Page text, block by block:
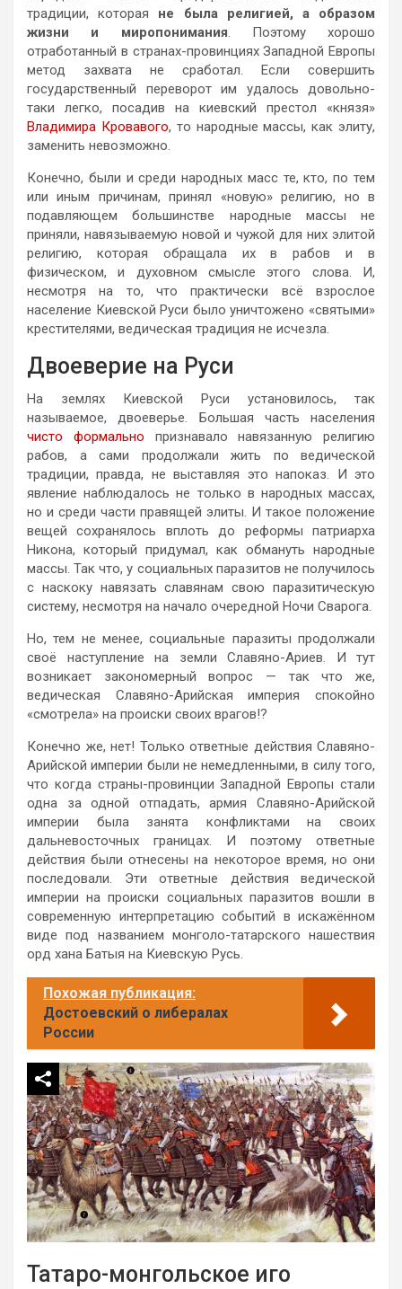
традиции, которая не была религией, а образом
жизни и миропонимания. Поэтому хорошо
отработанный в странах-провинциях Западной Европы
метод захвата не сработал. Если совершить
государственный переворот им удалось довольно-
таки легко, посадив на киевский престол «князя»
Владимира Кровавого, то народные массы, как элиту,
заменить невозможно.
Конечно, были и среди народных масс те, кто, по тем
или иным причинам, принял «новую» религию, но в
подавляющем большинстве народные массы не
приняли, навязываемую новой и чужой для них элитой
религию, которая обращала их в рабов и в
физическом, и духовном смысле этого слова. И,
несмотря на то, что практически всё взрослое
население Киевской Руси было уничтожено «святыми»
крестителями, ведическая традиция не исчезла.
Двоеверие на Руси
На землях Киевской Руси установилось, так
называемое, двоеверье. Большая часть населения
чисто формально признавало навязанную религию
рабов, а сами продолжали жить по ведической
традиции, правда, не выставляя это напоказ. И это
явление наблюдалось не только в народных массах,
но и среди части правящей элиты. И такое положение
вещей сохранялось вплоть до реформы патриарха
Никона, который придумал, как обмануть народные
массы. Так что, у социальных паразитов не получилось
с наскоку навязать славянам свою паразитическую
систему, несмотря на начало очередной Ночи Сварога.
Но, тем не менее, социальные паразиты продолжали
своё наступление на земли Славяно-Ариев. И тут
возникает закономерный вопрос — так что же,
ведическая Славяно-Арийская империя спокойно
«смотрела» на происки своих врагов!?
Конечно же, нет! Только ответные действия Славяно-
Арийской империи были не немедленными, в силу того,
что когда страны-провинции Западной Европы стали
одна за одной отпадать, армия Славяно-Арийской
империи была занята конфликтами на своих
дальневосточных границах. И поэтому ответные
действия были отнесены на некоторое время, но они
последовали. Эти ответные действия ведической
империи на происки социальных паразитов вошли в
современную интерпретацию событий в искажённом
виде под названием монголо-татарского нашествия
орд хана Батыя на Киевскую Русь.
Похожая публикация:
Достоевский о либералах
России
Татаро-монгольское иго